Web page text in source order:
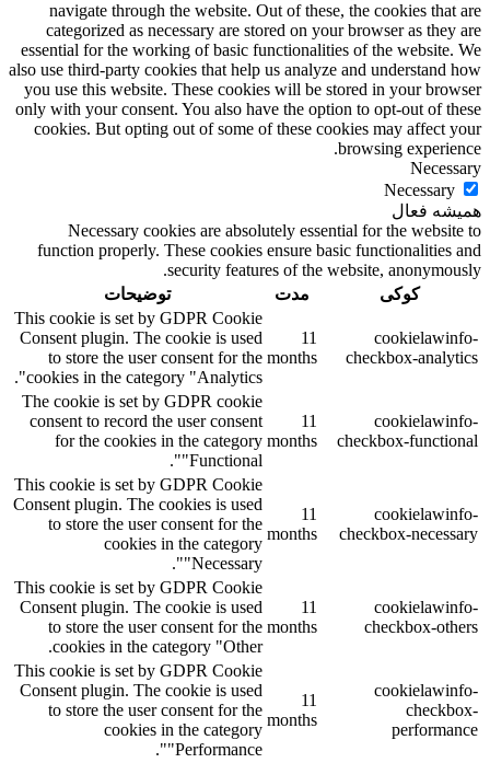
navigate through the website. Out of these, the cookies that are
categorized as necessary are stored on your browser as they are
essential for the working of basic functionalities of the website. We
also use third-party cookies that help us analyze and understand how
you use this website. These cookies will be stored in your browser
only with your consent. You also have the option to opt-out of these
cookies. But opting out of some of these cookies may affect your
browsing experience.
Necessary
Necessary
همیشه فعال
Necessary cookies are absolutely essential for the website to
function properly. These cookies ensure basic functionalities and
security features of the website, anonymously.
کوکی
مدت توضیحات
cookielawinfo-
checkbox-analytics
11
months
This cookie is set by GDPR Cookie
Consent plugin. The cookie is used
to store the user consent for the
cookies in the category "Analytics".
cookielawinfo-
checkbox-functional
11
months
The cookie is set by GDPR cookie
consent to record the user consent
for the cookies in the category
"Functional".
cookielawinfo-
checkbox-necessary
11
months
This cookie is set by GDPR Cookie
Consent plugin. The cookies is used
to store the user consent for the
cookies in the category
"Necessary".
cookielawinfo-
checkbox-others
11
months
This cookie is set by GDPR Cookie
Consent plugin. The cookie is used
to store the user consent for the
cookies in the category "Other.
cookielawinfo-
checkbox-
performance
11
months
This cookie is set by GDPR Cookie
Consent plugin. The cookie is used
to store the user consent for the
cookies in the category
"Performance".